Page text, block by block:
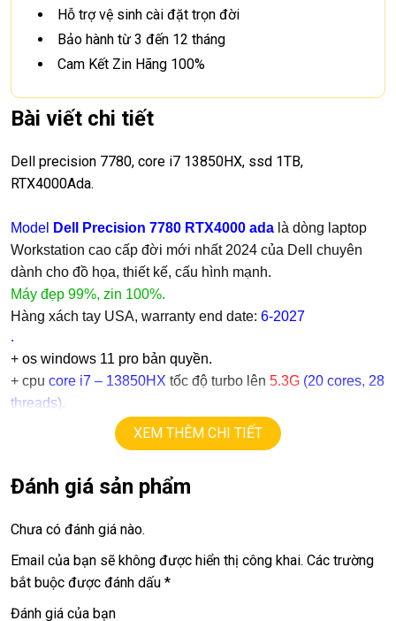
Hỗ trợ vệ sinh cài đặt trọn đời
Bảo hành từ 3 đến 12 tháng
Cam Kết Zin Hãng 100%
Bài viết chi tiết
Dell precision 7780, core i7 13850HX, ssd 1TB,
RTX4000Ada.
Model Dell Precision 7780 RTX4000 ada là dòng laptop
Workstation cao cấp đời mới nhất 2024 của Dell chuyên
dành cho đồ họa, thiết kế, cấu hình mạnh.
Máy đẹp 99%, zin 100%.
Hàng xách tay USA, warranty end date: 6-2027
.
+ os windows 11 pro bản quyền.
+ cpu core i7 – 13850HX tốc độ turbo lên 5.3G (20 cores, 28
threads).
32G (option 64G, 128G)
+ Vga có 2vga:
==> Vga rờiNvida Quadro RTX 4000 Ada
+USB type C, usb 3.0, webcam, HDMI, Lan port.
+ Pin 5h.
XEM THÊM CHI TIẾT
Đánh giá sản phẩm
Chưa có đánh giá nào.
Email của bạn sẽ không được hiển thị công khai. Các trường
bắt buộc được đánh dấu *
Đánh giá của bạn